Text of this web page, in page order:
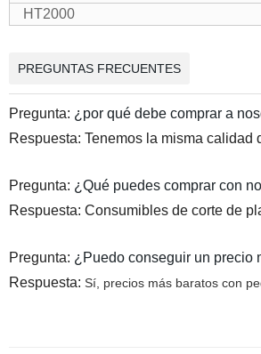
HT2000
PREGUNTAS FRECUENTES
Pregunta: ¿por qué debe comprar a
Respuesta: Tenemos la misma
Pregunta: ¿Qué puedes comprar con
Respuesta: Consumibles de corte de
Pregunta: ¿Puedo conseguir un precio
Respuesta: Sí, precios más baratos con